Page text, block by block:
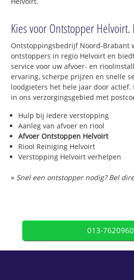
Kies voor Ontstopper Helvoirt.
Ontstoppingsbedrijf Noord-Brabant
ontstoppers in regio Helvoirt en
service voor uw afvoer- en
ervaring, scherpe prijzen en snelle
loodgieters het hele jaar door
in ons verzorgingsgebied met
Hulp bij iedere verstopping
Aanleg van afvoer en riool
Afvoer Ontstoppen Helvoirt
Riool Reiniging Helvoirt
Verstopping Helvoirt verhelpen
» Snel een ontstopper nodig? Bel
013-7620960